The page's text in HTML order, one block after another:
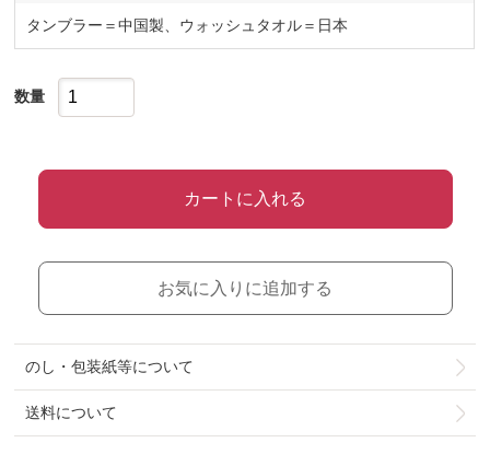
タンブラー＝中国製、ウォッシュタオル＝日本
数量
カートに入れる
お気に入りに追加する
のし・包装紙等について
送料について